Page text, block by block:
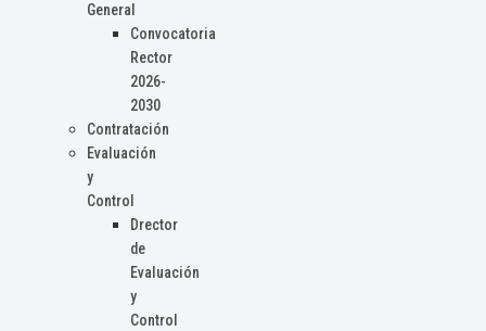
General
Convocatoria
Rector
2026-
2030
Contratación
Evaluación
y
Control
Drector
de
Evaluación
y
Control